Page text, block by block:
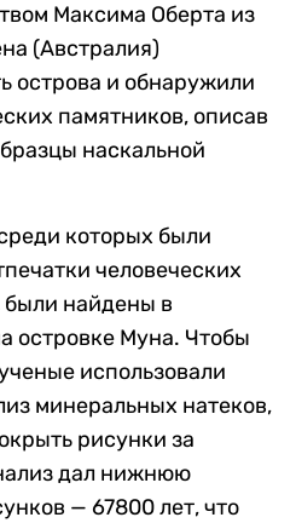
Максима Оберта из
(Австралия)
острова и обнаружили
памятников, описав
наскальной
которых были
человеческих
найдены в
островке Муна. Чтобы
использовали
минеральных натеков,
рисунки за
дал нижнюю
— 67800 лет, что